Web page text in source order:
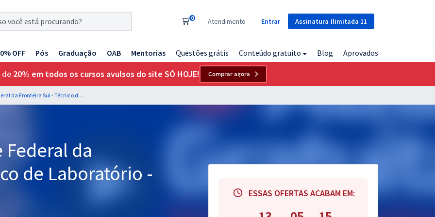
Assinatura Ilimitada 11
0 Atendimento Entrar
OFF Pós Graduação OAB Mentorias Questões grátis Conteúdo gratuito Blog Aprovados
de 20% em todos os cursos avulsos do site SÓ HOJE! Comprar agora
UFFS - Universidade Federal da Fronteira Sul - Técnico de Laboratório - Área/Informática
Federal da
de Laboratório -
ESSAS OFERTAS ACABAM EM: